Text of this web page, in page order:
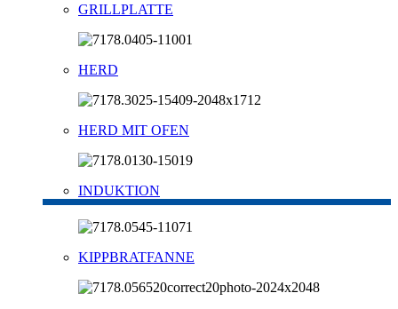
GRILLPLATTE
HERD
HERD MIT OFEN
INDUKTION
KIPPBRATFANNE